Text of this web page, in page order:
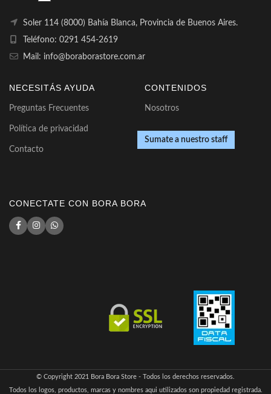
Soler 114 (8000) Bahía Blanca, Provincia de Buenos Aires.
Teléfono: 0291 454-2619
Mail: info@boraborastore.com.ar
NECESITÁS AYUDA
Preguntas Frecuentes
Política de privacidad
Contacto
CONTENIDOS
Nosotros
Sumate a nuestro staff
CONECTATE CON BORA BORA
© Copyright 2021 Bora Bora Store - Todos los derechos reservados.
Todos los logos, productos, marcas y nombres aqui utilizados son propiedad registrada.